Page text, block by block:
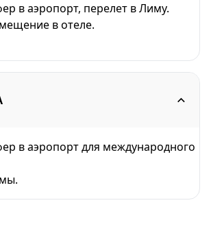
в аэропорт, перелет в Лиму.
в отеле.
в аэропорт для международного